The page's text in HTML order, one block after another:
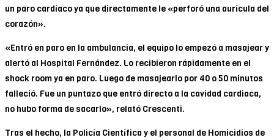
un paro cardíaco ya que directamente le «perforó una aurícula del
corazón».
«Entró en paro en la ambulancia, el equipo lo empezó a masajear y
alertó al Hospital Fernández. Lo recibieron rápidamente en el
shock room ya en paro. Luego de masajearlo por 40 o 50 minutos
falleció. Fue un puntazo que entró directo a la cavidad cardiaca,
no hubo forma de sacarlo», relató Crescenti.
Tras el hecho, la Policía Científica y el personal de Homicidios de